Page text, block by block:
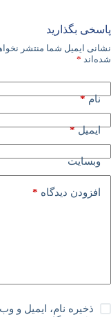
پاسخی بگذارید
نشانی ایمیل شما منتشر
شده‌اند *
نام*
ایمیل*
وبسایت
افزودن دیدگاه *
ذخیره نام، ایمیل و